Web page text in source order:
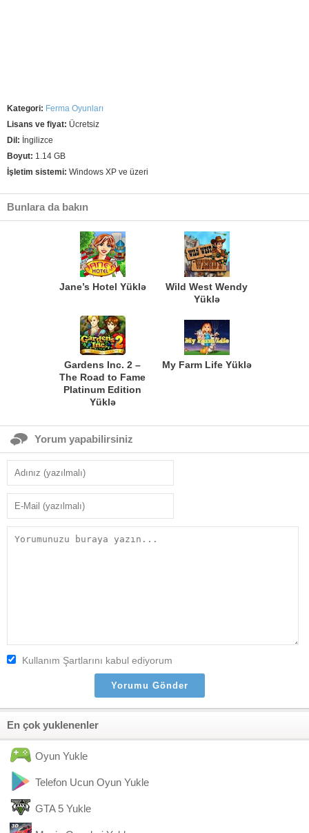
Kategori: Ferma Oyunları
Lisans ve fiyat: Ücretsiz
Dil: İngilizce
Boyut: 1.14 GB
İşletim sistemi: Windows XP ve üzeri
Bunlara da bakın
Jane’s Hotel Yüklə
Wild West Wendy
Yüklə
Gardens Inc. 2 –
The Road to Fame
Platinum Edition
Yüklə
My Farm Life Yüklə
Yorum yapabilirsiniz
Kullanım Şartlarını kabul ediyorum
En çok yuklenenler
Oyun Yukle
Telefon Ucun Oyun Yukle
GTA 5 Yukle